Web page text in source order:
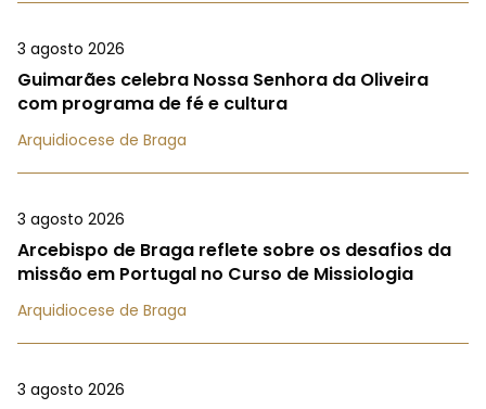
3 agosto 2026
Guimarães celebra Nossa Senhora da Oliveira
com programa de fé e cultura
Arquidiocese de Braga
3 agosto 2026
Arcebispo de Braga reflete sobre os desafios da
missão em Portugal no Curso de Missiologia
Arquidiocese de Braga
3 agosto 2026